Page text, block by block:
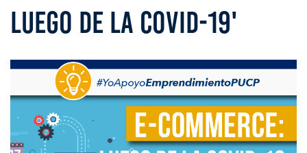
LUEGO DE LA COVID-19'